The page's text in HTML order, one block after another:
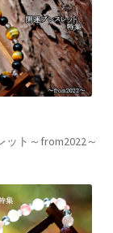
ット～from2022～